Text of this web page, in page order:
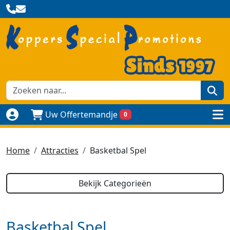
Naar login paginaUw Offertemandje 0
Home Attracties Basketbal Spel
Bekijk Categorieën